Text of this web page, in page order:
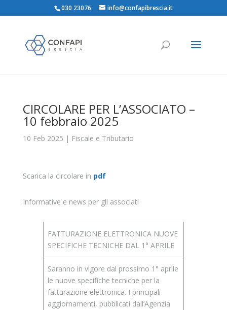
030 23076 info@confapibrescia.it
CIRCOLARE PER L’ASSOCIATO –
10 febbraio 2025
10 Feb 2025 | Fiscale e Tributario
Scarica la circolare in pdf
Informative e news per gli associati
FATTURAZIONE ELETTRONICA NUOVE
SPECIFICHE TECNICHE DAL 1° APRILE
Saranno in vigore dal prossimo 1° aprile
le nuove specifiche tecniche per la
fatturazione elettronica. I principali
aggiornamenti, pubblicati dall’Agenzia